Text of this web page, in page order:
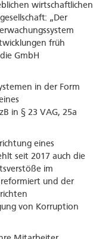
wirtschaftlichen
„Der
früh
GmbH
in der Form
in § 23 VAG, 25a
eines
seit 2017 auch die
im
und der
von Korruption